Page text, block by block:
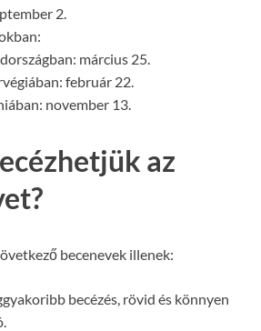
2.
március 25.
február 22.
november 13.
az
becenevek illenek:
becézés, rövid és könnyen